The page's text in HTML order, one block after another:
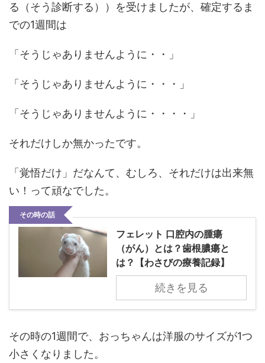
る（そう診断する））を受けましたが、確定するま
での1週間は
「そうじゃありませんように・・」
「そうじゃありませんように・・・」
「そうじゃありませんように・・・・」
それだけしか無かったです。
「覚悟だけ」だなんて、むしろ、それだけは出来無
い！って頑なでした。
その時の話
フェレット 口腔内の腫瘍
（がん）とは？歯根膿瘍と
は？【わさびの療養記録】
続きを見る
その時の1週間で、おっちゃんは洋服のサイズが1つ
小さくなりました。